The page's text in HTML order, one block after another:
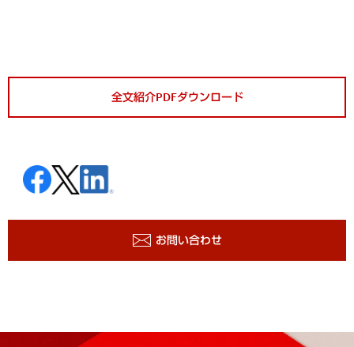
全文紹介PDFダウンロード
お問い合わせ